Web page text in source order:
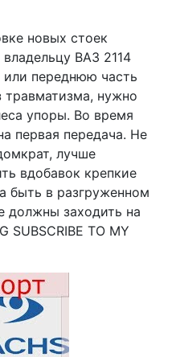
новых стоек
ВАЗ 2114
переднюю часть
нужно
упоры. Во время
первая передача. Не
лучше
вдобавок крепкие
быть в разгруженном
должны заходить на
SUBSCRIBE TO MY